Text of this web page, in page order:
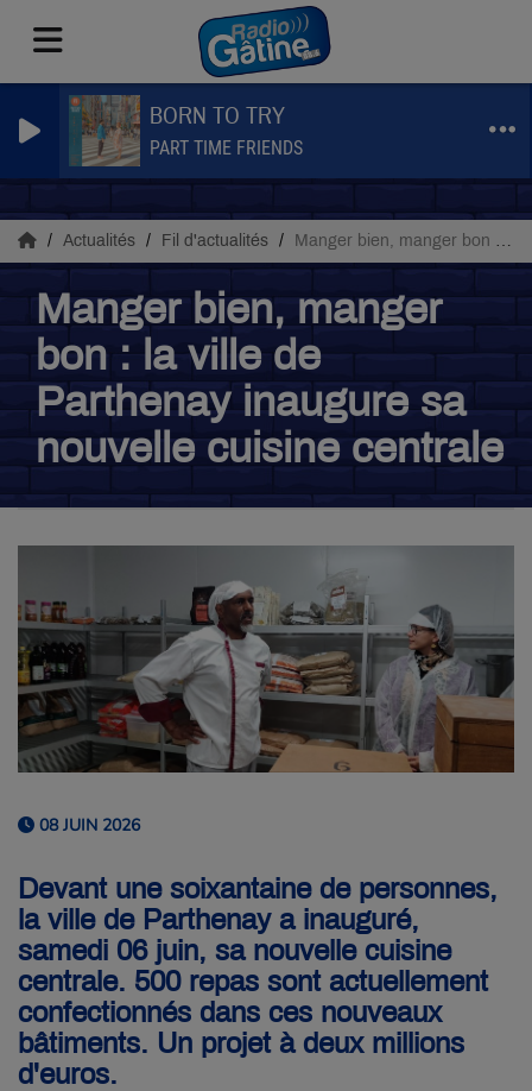
BORN TO TRY
PART TIME FRIENDS
Actualités Fil d'actualités Manger bien, manger bon : la ville de Parthenay inaugure sa nouvelle cuisine centrale
Manger bien, manger
bon : la ville de
Parthenay inaugure sa
nouvelle cuisine centrale
08 JUIN 2026
Devant une soixantaine de personnes,
la ville de Parthenay a inauguré,
samedi 06 juin, sa nouvelle cuisine
centrale. 500 repas sont actuellement
confectionnés dans ces nouveaux
bâtiments. Un projet à deux millions
d'euros.